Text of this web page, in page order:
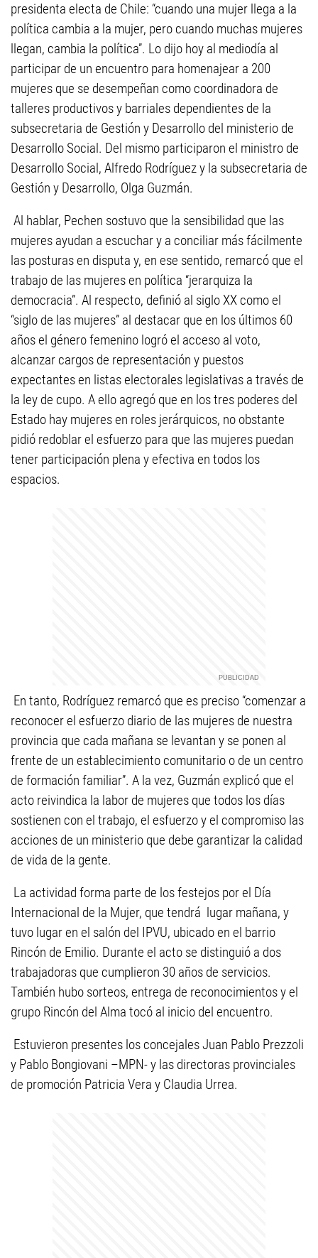
presidenta electa de Chile: “cuando una mujer llega a la
política cambia a la mujer, pero cuando muchas mujeres
llegan, cambia la política”. Lo dijo hoy al mediodía al
participar de un encuentro para homenajear a 200
mujeres que se desempeñan como coordinadora de
talleres productivos y barriales dependientes de la
subsecretaria de Gestión y Desarrollo del ministerio de
Desarrollo Social. Del mismo participaron el ministro de
Desarrollo Social, Alfredo Rodríguez y la subsecretaria de
Gestión y Desarrollo, Olga Guzmán.
Al hablar, Pechen sostuvo que la sensibilidad que las
mujeres ayudan a escuchar y a conciliar más fácilmente
las posturas en disputa y, en ese sentido, remarcó que el
trabajo de las mujeres en política “jerarquiza la
democracia”. Al respecto, definió al siglo XX como el
“siglo de las mujeres” al destacar que en los últimos 60
años el género femenino logró el acceso al voto,
alcanzar cargos de representación y puestos
expectantes en listas electorales legislativas a través de
la ley de cupo. A ello agregó que en los tres poderes del
Estado hay mujeres en roles jerárquicos, no obstante
pidió redoblar el esfuerzo para que las mujeres puedan
tener participación plena y efectiva en todos los
espacios.
En tanto, Rodríguez remarcó que es preciso “comenzar a
reconocer el esfuerzo diario de las mujeres de nuestra
provincia que cada mañana se levantan y se ponen al
frente de un establecimiento comunitario o de un centro
de formación familiar”. A la vez, Guzmán explicó que el
acto reivindica la labor de mujeres que todos los días
sostienen con el trabajo, el esfuerzo y el compromiso las
acciones de un ministerio que debe garantizar la calidad
de vida de la gente.
La actividad forma parte de los festejos por el Día
Internacional de la Mujer, que tendrá lugar mañana, y
tuvo lugar en el salón del IPVU, ubicado en el barrio
Rincón de Emilio. Durante el acto se distinguió a dos
trabajadoras que cumplieron 30 años de servicios.
También hubo sorteos, entrega de reconocimientos y el
grupo Rincón del Alma tocó al inicio del encuentro.
Estuvieron presentes los concejales Juan Pablo Prezzoli
y Pablo Bongiovani –MPN- y las directoras provinciales
de promoción Patricia Vera y Claudia Urrea.